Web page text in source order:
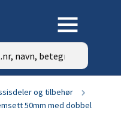
og tilbehør
50mm med dobbel